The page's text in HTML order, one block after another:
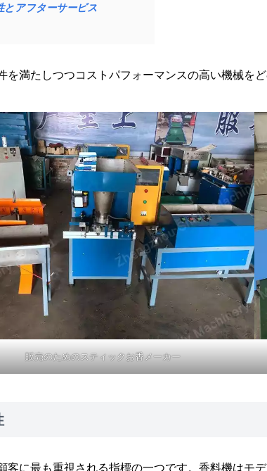
とアフターサービス
を満たしつつコストパフォーマンスの高い機械を
販売のためのスティックお香メーカー